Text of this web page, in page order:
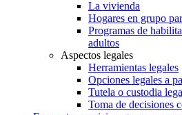
La vivienda
Hogares en grupo
Programas de
adultos
Aspectos legales
Herramientas legales
Opciones legales a
Tutela o custodia
Toma de decisiones